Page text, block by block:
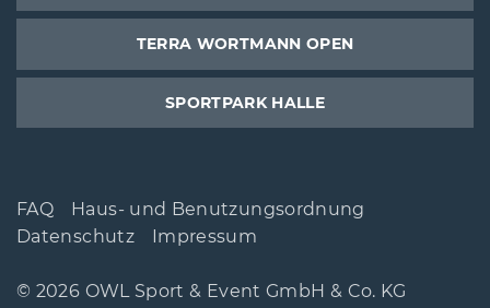
TERRA WORTMANN OPEN
SPORTPARK HALLE
FAQ
Haus- und Benutzungsordnung
Datenschutz
Impressum
© 2026 OWL Sport & Event GmbH & Co. KG